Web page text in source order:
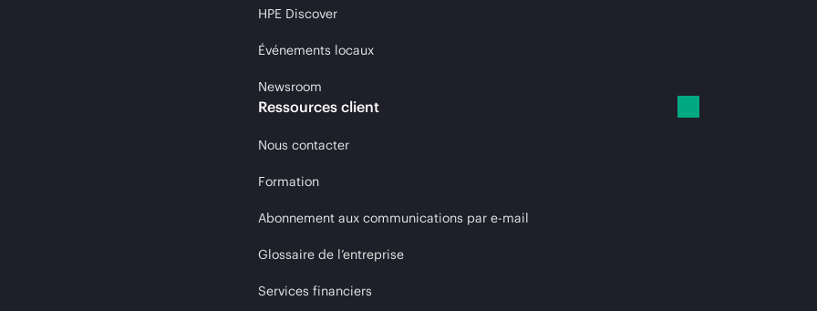
HPE Discover
Événements locaux
Newsroom
Ressources client
Nous contacter
Formation
Abonnement aux communications par e-mail
Glossaire de l’entreprise
Services financiers